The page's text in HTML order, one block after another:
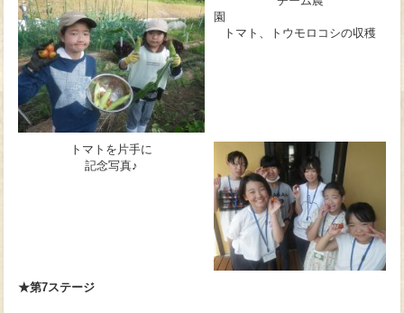
トマト、トウモロコシの収穫
トマトを片手に
記念写真♪
★第7ステージ